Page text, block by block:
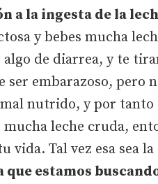
a la ingesta de la
y bebes mucha
de diarrea, y te
ser embarazoso, pero
nutrido, y por
leche cruda,
vida. Tal vez esa sea la
estamos